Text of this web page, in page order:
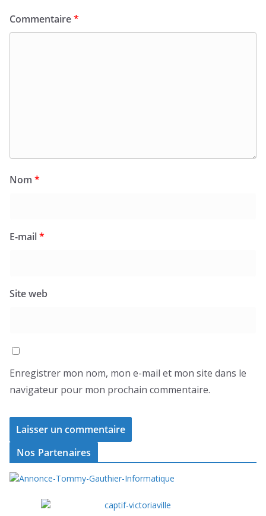
Commentaire*
Nom *
E-mail*
Site web
Enregistrer mon nom, mon e-mail et mon site dans le
navigateur pour mon prochain commentaire.
Nos Partenaires